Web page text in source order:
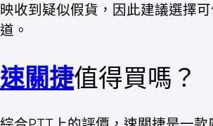
映收到疑似假貨，因此建議選擇
道。
速關捷值得買嗎？